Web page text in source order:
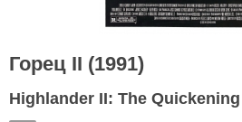
Горец II (1991)
Highlander II: The Quickening